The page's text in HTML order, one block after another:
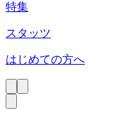
特集
スタッツ
はじめての方へ